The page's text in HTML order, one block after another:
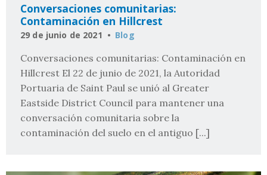
Conversaciones comunitarias:
Contaminación en Hillcrest
29 de junio de 2021 Blog
Conversaciones comunitarias: Contaminación en
Hillcrest El 22 de junio de 2021, la Autoridad
Portuaria de Saint Paul se unió al Greater
Eastside District Council para mantener una
conversación comunitaria sobre la
contaminación del suelo en el antiguo [...]